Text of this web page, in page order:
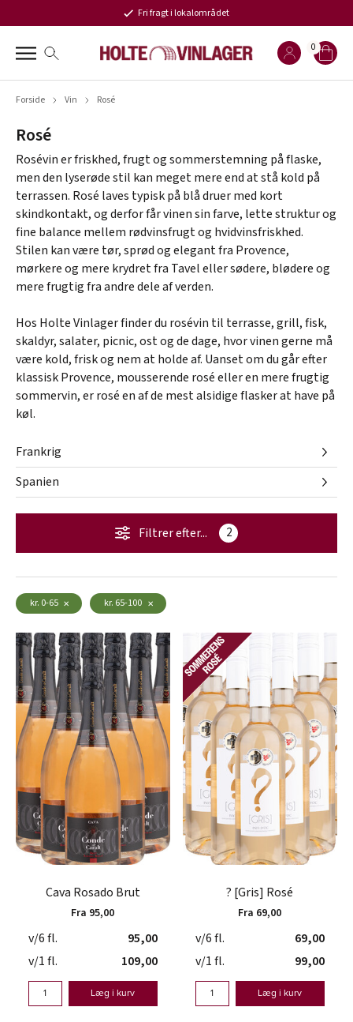
Fri fragt i lokalområdet
0
Forside Vin Rosé
Rosé
Rosévin er friskhed, frugt og sommerstemning på flaske,
men den lyserøde stil kan meget mere end at stå kold på
terrassen. Rosé laves typisk på blå druer med kort
skindkontakt, og derfor får vinen sin farve, lette struktur og
fine balance mellem rødvinsfrugt og hvidvinsfriskhed.
Stilen kan være tør, sprød og elegant fra Provence,
mørkere og mere krydret fra Tavel eller sødere, blødere og
mere frugtig fra andre dele af verden.
Hos Holte Vinlager finder du rosévin til terrasse, grill, fisk,
skaldyr, salater, picnic, ost og de dage, hvor vinen gerne må
være kold, frisk og nem at holde af. Uanset om du går efter
klassisk Provence, mousserende rosé eller en mere frugtig
sommervin, er rosé en af de mest alsidige flasker at have på
køl.
Frankrig
Spanien
Filtrer efter... 2
kr. 0-65 kr. 65-100
Cava Rosado Brut
Fra 95,00
v/6 fl.
95,00
v/1 fl.
109,00
Læg i kurv
? [Gris] Rosé
Fra 69,00
v/6 fl.
69,00
v/1 fl.
99,00
Læg i kurv